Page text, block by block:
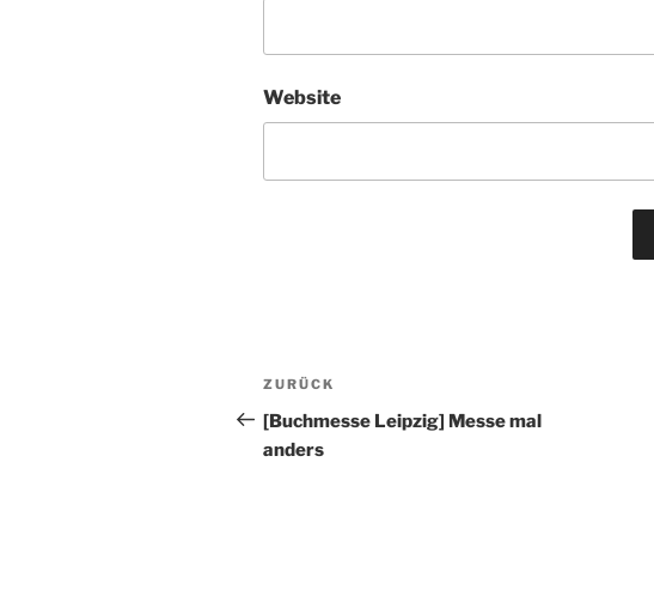
Website
Beitragsnavigation
Vorheriger
Beitrag
ZURÜCK
[Buchmesse Leipzig] Messe mal
anders